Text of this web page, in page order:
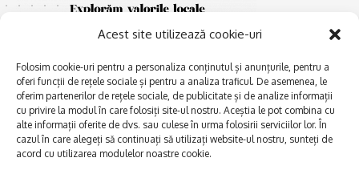
Acest site utilizează cookie-uri
Folosim cookie-uri pentru a personaliza conținutul și anunțurile, pentru a
oferi funcții de rețele sociale și pentru a analiza traficul. De asemenea, le
oferim partenerilor de rețele sociale, de publicitate și de analize informații
cu privire la modul în care folosiți site-ul nostru. Aceștia le pot combina cu
alte informații oferite de dvs. sau culese în urma folosirii serviciilor lor. În
cazul în care alegeți să continuați să utilizați website-ul nostru, sunteți de
acord cu utilizarea modulelor noastre cookie.
E xplorăm Dobrogea,
Explorăm valorile locale:
Deltă, Litoral, cele mai mari
Afaceri și meșteșuguri
Actualitate